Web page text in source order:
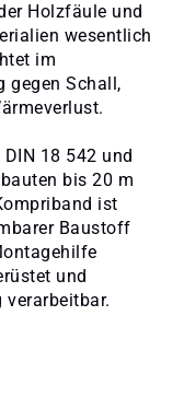
Holzfäule und
wesentlich
im
gegen Schall,
18 542 und
bis 20 m
ist
Baustoff
und